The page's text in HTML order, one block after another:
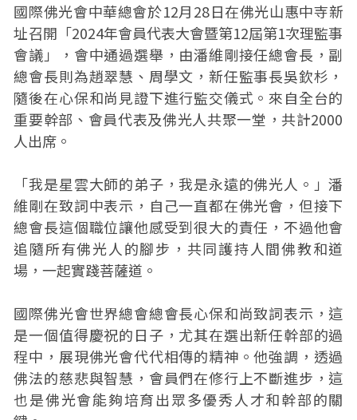
國際佛光會中華總會於12月28日在佛光山惠中寺新
址召開「2024年會員代表大會暨第12屆第1次理監事
會議」，會中通過選舉，由潘維剛接任總會長，副
總會長則為趙翠慧、周學文，新任監事長吳欽杉，
隨後在心保和尚見證下進行監交儀式。來自全台的
重要幹部、會員代表及佛光人共聚一堂，共計2000
人出席。
「我是星雲大師的弟子，我是永遠的佛光人。」潘
維剛在致詞中表示，自己一直都在佛光會，但接下
總會長這個職位讓他感受到很大的責任，不過他會
追隨所有佛光人的腳步，共同護持人間佛教和道
場，一起實踐菩薩道。
國際佛光會世界總會總會長心保和尚致詞表示，這
是一個值得慶祝的日子，尤其在選出新任幹部的過
程中，展現佛光會代代相傳的精神。他強調，透過
佛法的慈悲與智慧，會員們在修行上不斷進步，這
也是佛光會能夠培育出眾多優秀人才和幹部的關